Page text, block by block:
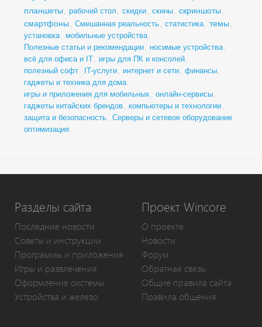
планшеты , рабочий стол , скидки, скины, скриншоты ,
смартфоны , Смешанная реальность, статистика, темы ,
установка, мобильные устройства,
Полезные статьи и рекомендации, носимые устройства,
всё для офиса и IT, игры для ПК и консолей,
полезный софт, IT-услуги, интернет и сети, финансы,
гаджеты и техника для дома,
игры и приложения для мобильных , онлайн-сервисы,
гаджеты китайских брендов, компьютеры и технологии,
защита и безопасность, Серверы и сетевое оборудование,
оптимизация
Разделы сайта
Последние новости
Советы и инструкции
Программы и приложения
Игры и развлечения
Оформление системы
Устройства и железо
Проект Wincore
О проекте
Новости
Форум
Обратная связь
Общие правила сайта
Правила общения